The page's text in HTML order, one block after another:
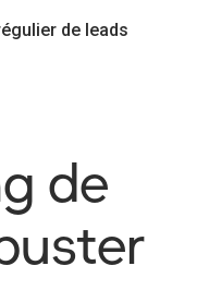
de leads
de